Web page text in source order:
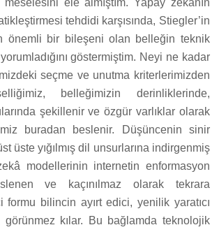
ele almıştım. Yapay zekânın
tehdidi karşısında, Stiegler’in
önemli bir bileşeni olan belleğin teknik
göstermiştim. Neyi ne kadar
seçme ve unutma kriterlerimizden
belleğimizin derinliklerinde,
şekillenir ve özgür varlıklar olarak
buradan beslenir. Düşüncenin sinir
üste yığılmış dil unsurlarına indirgenmiş
modellerinin internetin enformasyon
ve kaçınılmaz olarak tekrara
formu bilincin ayırt edici, yenilik yaratıcı
kılar. Bu bağlamda teknolojik